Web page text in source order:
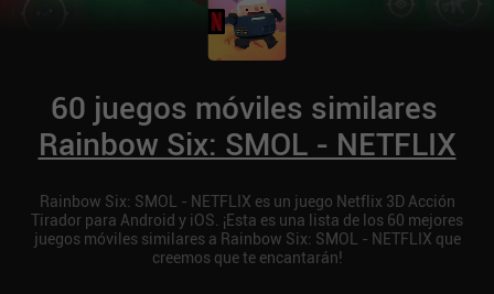
60 juegos móviles similares
Rainbow Six: SMOL - NETFLIX
Rainbow Six: SMOL - NETFLIX es un juego Netflix 3D Acción
Tirador para Android y iOS. ¡Esta es una lista de los 60 mejores
juegos móviles similares a Rainbow Six: SMOL - NETFLIX que
creemos que te encantarán!